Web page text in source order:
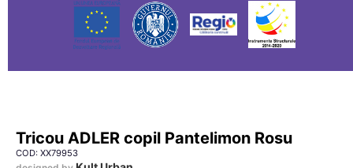
Tricou ADLER copil Pantelimon Rosu
COD: XX79953